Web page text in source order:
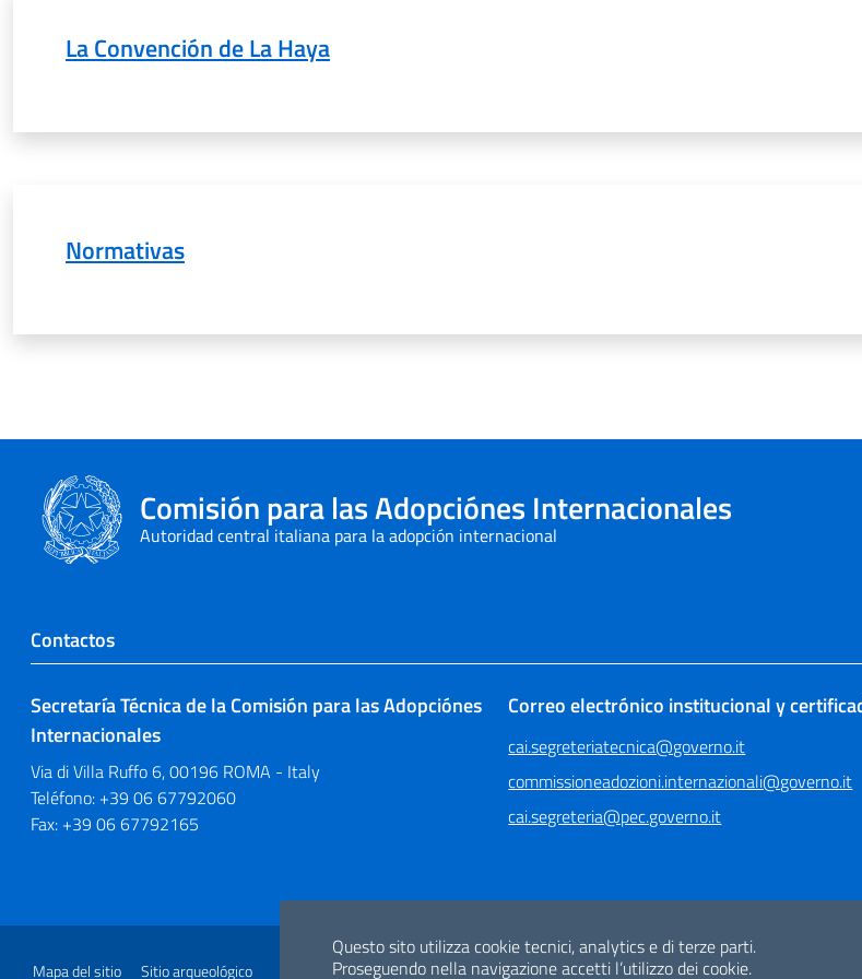
Questo sito utilizza cookie tecnici, analytics e di terze parti.
Proseguendo nella navigazione accetti l’utilizzo dei cookie.
La Convención de La Haya
Normativas
Comisión para las Adopciónes Internacionales
Autoridad central italiana para la adopción internacional
Contactos
Secretaría Técnica de la Comisión para las Adopciónes
Internacionales
Via di Villa Ruffo 6, 00196 ROMA - Italy
Teléfono: +39 06 67792060
Fax: +39 06 67792165
Correo electrónico institucional y
cai.segreteriatecnica@governo.it
commissioneadozioni.internazionali@governo.it
cai.segreteria@pec.governo.it
Mapa del sitio Sitio arqueológico